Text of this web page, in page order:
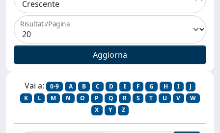
Risultati/Pagina
Vai a: 0-9 A B C D E F G H I
J
K
L M N O P Q R S T U V
W
X
Y Z